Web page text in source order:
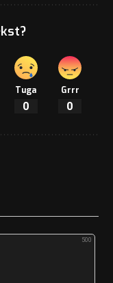
Tuga
0
Grrr
0
500